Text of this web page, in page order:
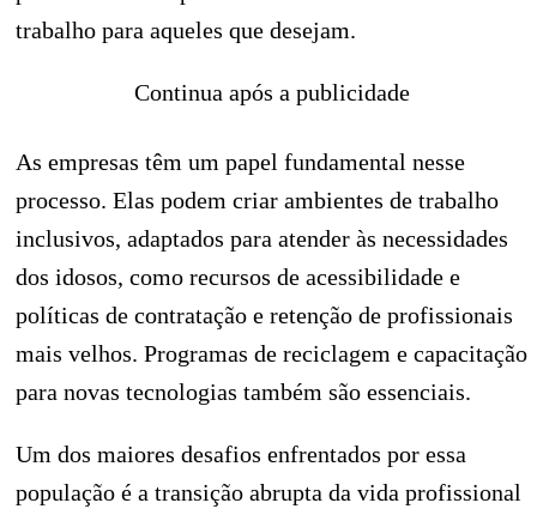
trabalho para aqueles que desejam.
Continua após a publicidade
As empresas têm um papel fundamental nesse
processo. Elas podem criar ambientes de trabalho
inclusivos, adaptados para atender às necessidades
dos idosos, como recursos de acessibilidade e
políticas de contratação e retenção de profissionais
mais velhos. Programas de reciclagem e capacitação
para novas tecnologias também são essenciais.
Um dos maiores desafios enfrentados por essa
população é a transição abrupta da vida profissional